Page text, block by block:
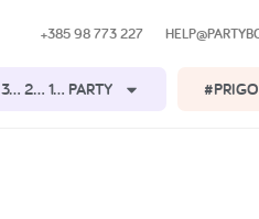
+385 98 773 227
3… 2… 1… PARTY